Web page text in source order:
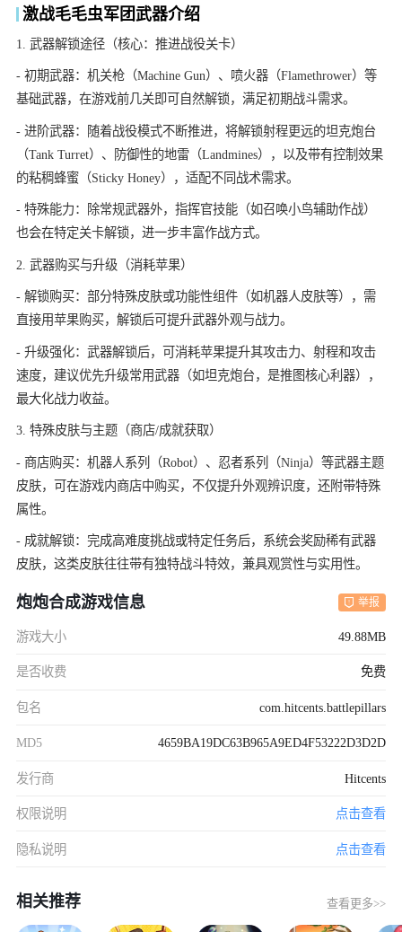
激战毛毛虫军团武器介绍
1. 武器解锁途径（核心：推进战役关卡）
- 初期武器：机关枪（Machine Gun）、喷火器（Flamethrower）等
基础武器，在游戏前几关即可自然解锁，满足初期战斗需求。
- 进阶武器：随着战役模式不断推进，将解锁射程更远的坦克炮台
（Tank Turret）、防御性的地雷（Landmines），以及带有控制效果
的粘稠蜂蜜（Sticky Honey），适配不同战术需求。
- 特殊能力：除常规武器外，指挥官技能（如召唤小鸟辅助作战）
也会在特定关卡解锁，进一步丰富作战方式。
2. 武器购买与升级（消耗苹果）
- 解锁购买：部分特殊皮肤或功能性组件（如机器人皮肤等），需
直接用苹果购买，解锁后可提升武器外观与战力。
- 升级强化：武器解锁后，可消耗苹果提升其攻击力、射程和攻击
速度，建议优先升级常用武器（如坦克炮台，是推图核心利器），
最大化战力收益。
3. 特殊皮肤与主题（商店/成就获取）
- 商店购买：机器人系列（Robot）、忍者系列（Ninja）等武器主题
皮肤，可在游戏内商店中购买，不仅提升外观辨识度，还附带特殊
属性。
- 成就解锁：完成高难度挑战或特定任务后，系统会奖励稀有武器
皮肤，这类皮肤往往带有独特战斗特效，兼具观赏性与实用性。
炮炮合成游戏信息 举报
游戏大小 49.88MB
是否收费 免费
包名 com.hitcents.battlepillars
MD5 4659BA19DC63B965A9ED4F53222D3D2D
发行商 Hitcents
权限说明 点击查看
隐私说明 点击查看
相关推荐 查看更多>>